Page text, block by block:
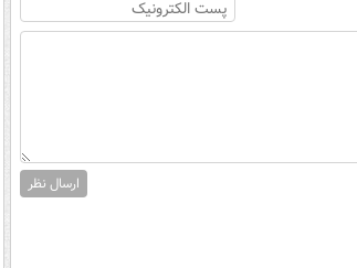
ارسال نظر